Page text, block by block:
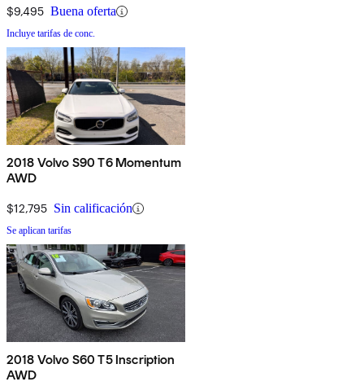
$9,495 Buena oferta
Incluye tarifas de conc.
2018 Volvo S90 T6 Momentum
AWD
$12,795 Sin calificación
Se aplican tarifas
2018 Volvo S60 T5 Inscription
AWD